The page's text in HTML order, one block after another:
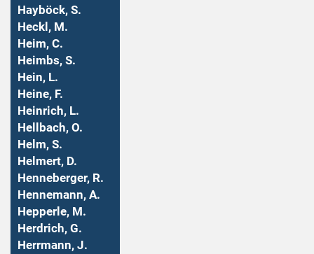
Hayböck, S.
Heckl, M.
Heim, C.
Heimbs, S.
Hein, L.
Heine, F.
Heinrich, L.
Hellbach, O.
Helm, S.
Helmert, D.
Henneberger, R.
Hennemann, A.
Hepperle, M.
Herdrich, G.
Herrmann, J.